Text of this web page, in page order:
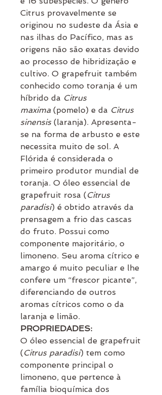
Citrus provavelmente se
originou no sudeste da Ásia e
nas ilhas do Pacífico, mas as
origens não são exatas devido
ao processo de hibridização e
cultivo. O grapefruit também
conhecido como toranja é um
híbrido da Citrus
maxima(pomelo) e da Citrus
sinensis(laranja). Apresenta-
se na forma de arbusto e este
necessita muito de sol. A
Flórida é considerada o
primeiro produtor mundial de
toranja. O óleo essencial de
grapefruit rosa (Citrus
paradisi) é obtido através da
prensagem a frio das cascas
do fruto. Possui como
componente majoritário, o
limoneno. Seu aroma cítrico e
amargo é muito peculiar e lhe
confere um “frescor picante”,
diferenciando de outros
aromas cítricos como o da
laranja e limão.
PROPRIEDADES:
O óleo essencial de grapefruit
(Citrus paradisi) tem como
componente principal o
limoneno, que pertence à
família bioquímica dos